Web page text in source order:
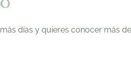
días y quieres conocer más